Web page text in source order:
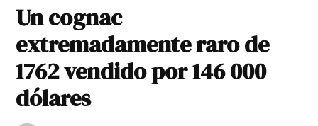
Un cognac
extremadamente raro de
1762 vendido por 146 000
dólares